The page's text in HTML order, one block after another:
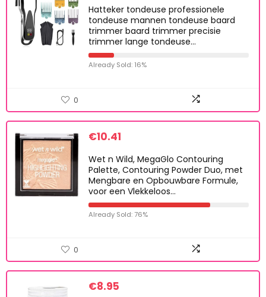
Hatteker tondeuse professionele
tondeuse mannen tondeuse baard
trimmer baard trimmer precisie
trimmer lange tondeuse…
Already Sold: 16%
0
€10.41
Wet n Wild, MegaGlo Contouring
Palette, Contouring Powder Duo, met
Mengbare en Opbouwbare Formule,
voor een Vlekkeloos…
Already Sold: 76%
0
€8.95